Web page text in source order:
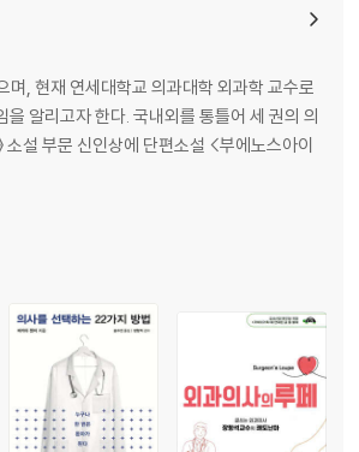
, 현재 연세대학교 의과대학 외과학 교수로
알리고자 한다. 국내외를 통틀어 세 권의 의
설 부문 신인상에 단편소설 <부에노스아이